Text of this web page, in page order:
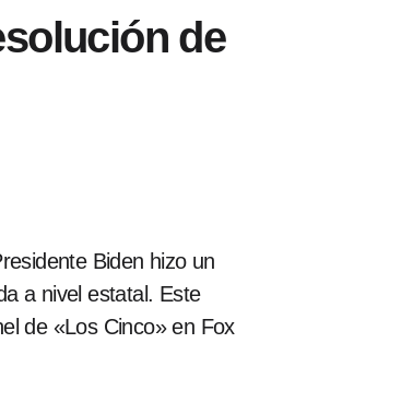
de
Biden hizo un
a nivel estatal. Este
de «Los Cinco» en Fox